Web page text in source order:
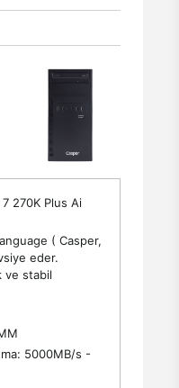
270K Plus Ai
( Casper,
eder.
ve stabil
5000MB/s -